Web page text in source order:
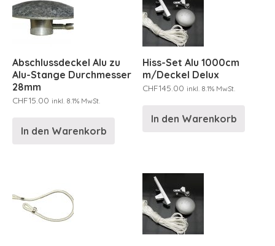
Abschlussdeckel Alu zu
Alu-Stange Durchmesser
28mm
CHF15.00 inkl. 8.1% MwSt.
In den Warenkorb
Hiss-Set Alu 1000cm
m/Deckel Delux
CHF145.00 inkl. 8.1% MwSt.
In den Warenkorb